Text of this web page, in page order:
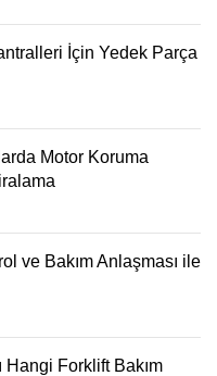
İçin Yedek Parça
Motor Koruma
ve Bakım Anlaşması ile
Hangi Forklift Bakım